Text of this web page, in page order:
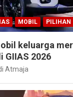
MOBIL PILIHAN
keluarga
GIIAS 2026
Atmaja